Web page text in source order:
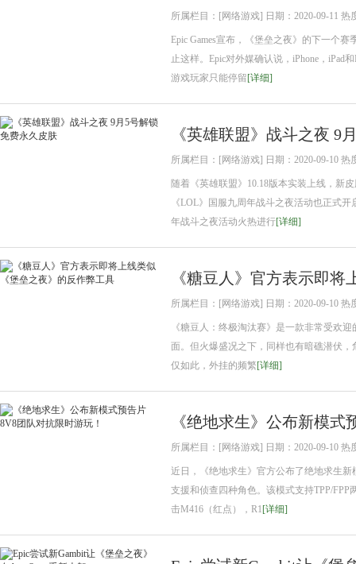
所属栏目：[网络游戏] 日期：2020-09-11 热
Epic Games宣布，《堡垒之夜》的下一个
止这样。Epic对外媒确认说，iPhone，
游戏玩家只能停留[详细]
《英雄联盟》战斗之夜 9
所属栏目：[网络游戏] 日期：2020-09-10 热
随着《英雄联盟》10.18版本实装上线，新
《LOL》国服九周年战斗之夜活动也正式
年战斗之夜活动火热进行[详细]
《糖豆人》官方表示即
所属栏目：[网络游戏] 日期：2020-09-10 热
《糖豆人：终极淘汰赛》是一款非常受欢
面。但火爆盛况之下，同样也有暗礁潜伏
仅如此，外挂的频繁[详细]
《绝地求生》公布新模
所属栏目：[网络游戏] 日期：2020-09-10 热
近日，《绝地求生》官方公布了绝地求生
支援和侦查四种角色。该模式支持TPP/
击M416（红点），R1[详细]